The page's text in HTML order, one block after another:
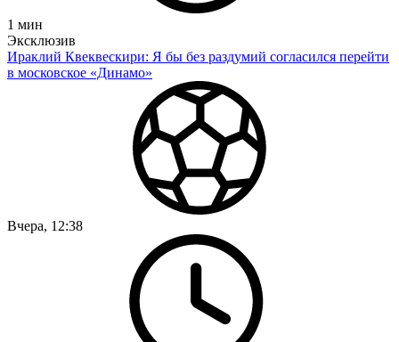
1 мин
Эксклюзив
Ираклий Квеквескири: Я бы без раздумий согласился перейти
в московское «Динамо»
Вчера, 12:38